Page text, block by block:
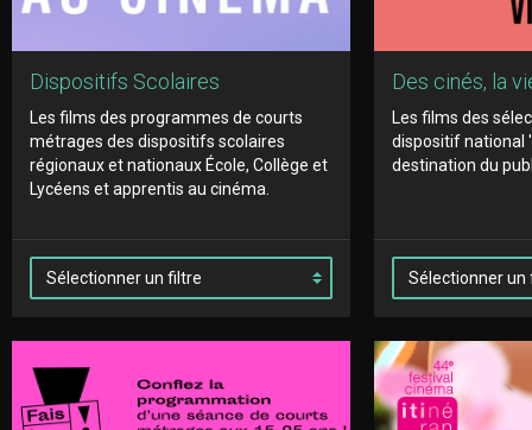
Dispositifs Scolaires
Les films des programmes de courts
métrages des dispositifs scolaires
régionaux et nationaux École, Collège et
Lycéens et apprentis au cinéma.
Des cinés, la
Les films des
dispositif national
destination du